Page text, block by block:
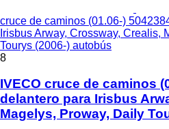
cruce de caminos (01.06-)
Irisbus Arway, Crossway, Crealis,
Tourys (2006-) autobús
8
IVECO cruce de caminos
delantero para Irisbus
Magelys, Proway, Daily